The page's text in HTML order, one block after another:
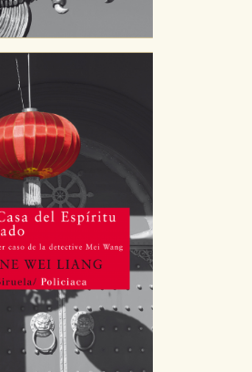
necesarias para que nuestro sitio
es posible deshabilitarlas desde
posible hacerlo desde el
ese caso es posible que algunas
web dejen de funcionar
y analíticas
para mejorar su experiencia
optimizar el funcionamiento de
Almacenan configuraciones de
no tenga que reconfigurarlos cada
La información es agregada y, por lo
y redes sociales
gestionadas por nuestros socios
utilizan para mostrar publicidad
intereses en otros sitios. No
información personal sino
identificación única de su
de internet.